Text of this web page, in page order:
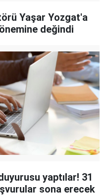
Yaşar Yozgat'a
değindi
yaptılar! 31
sona erecek